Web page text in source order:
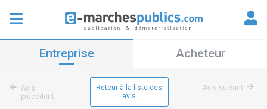
Entreprise Acheteur
Avis
précédent
Retour à la liste des
avis
Avis suivant